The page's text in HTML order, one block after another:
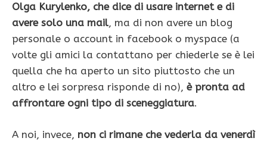
Olga Kurylenko, che dice di usare internet e di
avere solo una mail, ma di non avere un blog
personale o account in facebook o myspace (a
volte gli amici la contattano per chiederle se è lei
quella che ha aperto un sito piuttosto che un
altro e lei sorpresa risponde di no), è pronta ad
affrontare ogni tipo di sceneggiatura.
A noi, invece, non ci rimane che vederla da venerdì